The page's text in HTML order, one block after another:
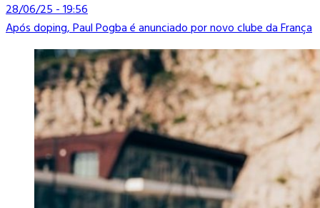
28/06/25 - 19:56
Após doping, Paul Pogba é anunciado por novo clube da França